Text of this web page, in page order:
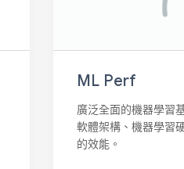
ML Perf
廣泛全面的機器學習
軟體架構、機器學習
的效能。